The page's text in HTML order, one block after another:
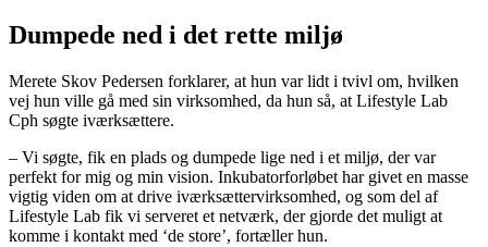
Dumpede ned i det rette miljø
Merete Skov Pedersen forklarer, at hun var lidt i tvivl om, hvilken
vej hun ville gå med sin virksomhed, da hun så, at Lifestyle Lab
Cph søgte iværksættere.
– Vi søgte, fik en plads og dumpede lige ned i et miljø, der var
perfekt for mig og min vision. Inkubatorforløbet har givet en masse
vigtig viden om at drive iværksættervirksomhed, og som del af
Lifestyle Lab fik vi serveret et netværk, der gjorde det muligt at
komme i kontakt med ‘de store’, fortæller hun.